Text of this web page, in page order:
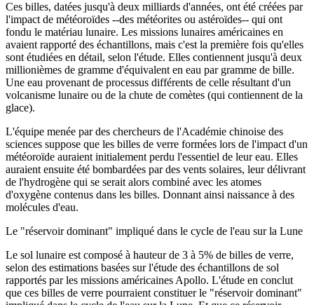
Ces billes, datées jusqu'à deux milliards d'années, ont été créées par
l'impact de météoroïdes --des météorites ou astéroïdes-- qui ont
fondu le matériau lunaire. Les missions lunaires américaines en
avaient rapporté des échantillons, mais c'est la première fois qu'elles
sont étudiées en détail, selon l'étude. Elles contiennent jusqu'à deux
millionièmes de gramme d'équivalent en eau par gramme de bille.
Une eau provenant de processus différents de celle résultant d'un
volcanisme lunaire ou de la chute de comètes (qui contiennent de la
glace).
L'équipe menée par des chercheurs de l'Académie chinoise des
sciences suppose que les billes de verre formées lors de l'impact d'un
météoroïde auraient initialement perdu l'essentiel de leur eau. Elles
auraient ensuite été bombardées par des vents solaires, leur délivrant
de l'hydrogène qui se serait alors combiné avec les atomes
d'oxygène contenus dans les billes. Donnant ainsi naissance à des
molécules d'eau.
Le "réservoir dominant" impliqué dans le cycle de l'eau sur la Lune
Le sol lunaire est composé à hauteur de 3 à 5% de billes de verre,
selon des estimations basées sur l'étude des échantillons de sol
rapportés par les missions américaines Apollo. L'étude en conclut
que ces billes de verre pourraient constituer le "réservoir dominant"